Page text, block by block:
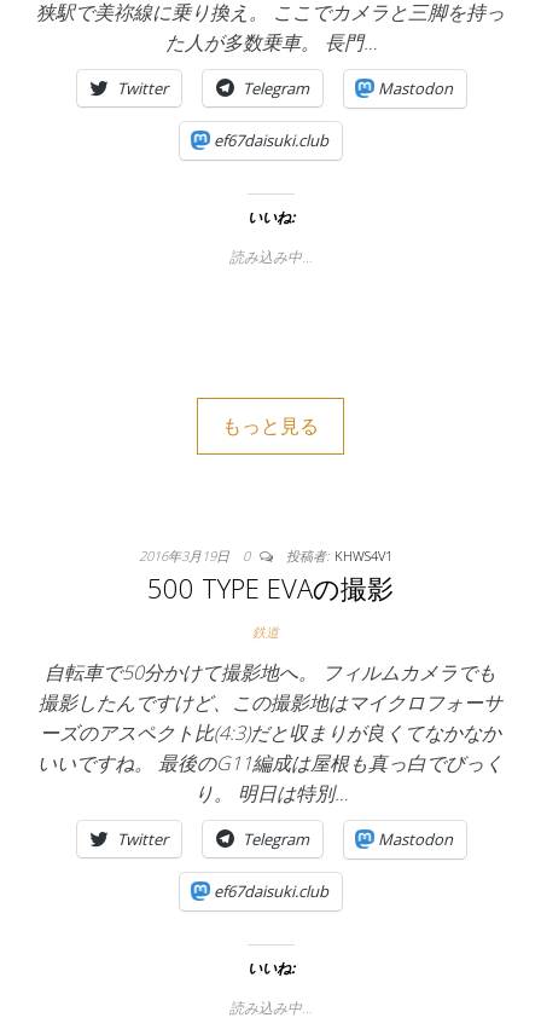
狭駅で美祢線に乗り換え。 ここでカメラと三脚を持っ
た人が多数乗車。 長門…
Twitter Telegram Mastodon
ef67daisuki.club
いいね:
読み込み中…
もっと見る
2016年3月19日 0 投稿者: KHWS4V1
500 TYPE EVAの撮影
鉄道
自転車で50分かけて撮影地へ。 フィルムカメラでも
撮影したんですけど、この撮影地はマイクロフォーサ
ーズのアスペクト比(4:3)だと収まりが良くてなかなか
いいですね。 最後のG11編成は屋根も真っ白でびっく
り。 明日は特別…
Twitter Telegram Mastodon
ef67daisuki.club
いいね:
読み込み中…